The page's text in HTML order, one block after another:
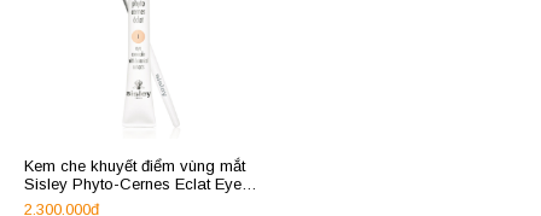
Kem che khuyết điểm vùng mắt
Sisley Phyto-Cernes Eclat Eye
Concealer
2.300.000đ